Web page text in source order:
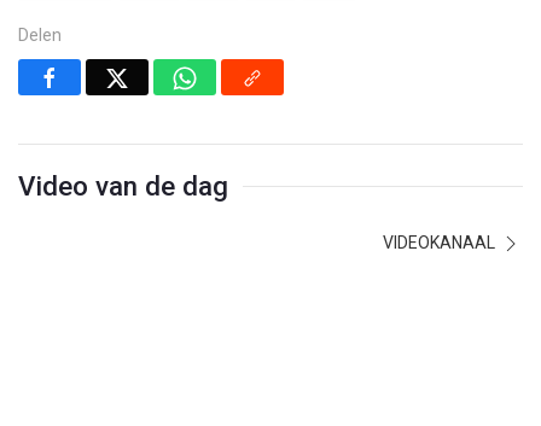
Delen
Video van de dag
VIDEOKANAAL